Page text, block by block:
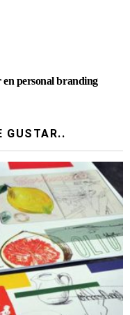
en personal branding
GUSTAR..